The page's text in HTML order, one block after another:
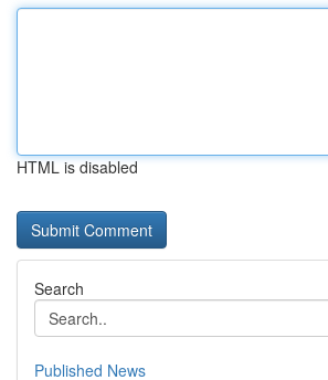
HTML is disabled
Search
Published News